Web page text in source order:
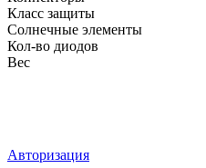
Класс защиты
Солнечные элементы
Кол-во диодов
Вес
Авторизация